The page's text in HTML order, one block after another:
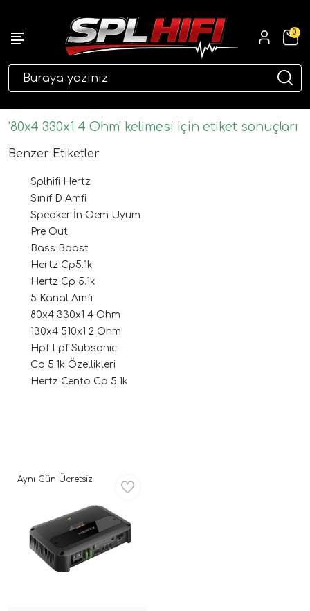
0
'80x4 330x1 4 Ohm' kelimesi için etiket sonuçları
Benzer Etiketler
Splhifi Hertz
Sınıf D Amfi
Speaker İn Oem Uyum
Pre Out
Bass Boost
Hertz Cp5.1k
Hertz Cp 5.1k
5 Kanal Amfi
80x4 330x1 4 Ohm
130x4 510x1 2 Ohm
Hpf Lpf Subsonic
Cp 5.1k Özellikleri
Hertz Cento Cp 5.1k
Aynı Gün Ücretsiz